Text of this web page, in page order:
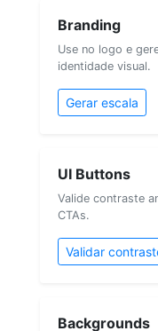
Branding
Use no logo e
identidade visual.
Gerar escala
UI Buttons
Valide contraste
CTAs.
Validar
Backgrounds